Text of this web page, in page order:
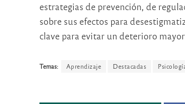
estrategias de prevención, de
sobre sus efectos para
clave para evitar un deterioro
Temas: Aprendizaje Destacadas